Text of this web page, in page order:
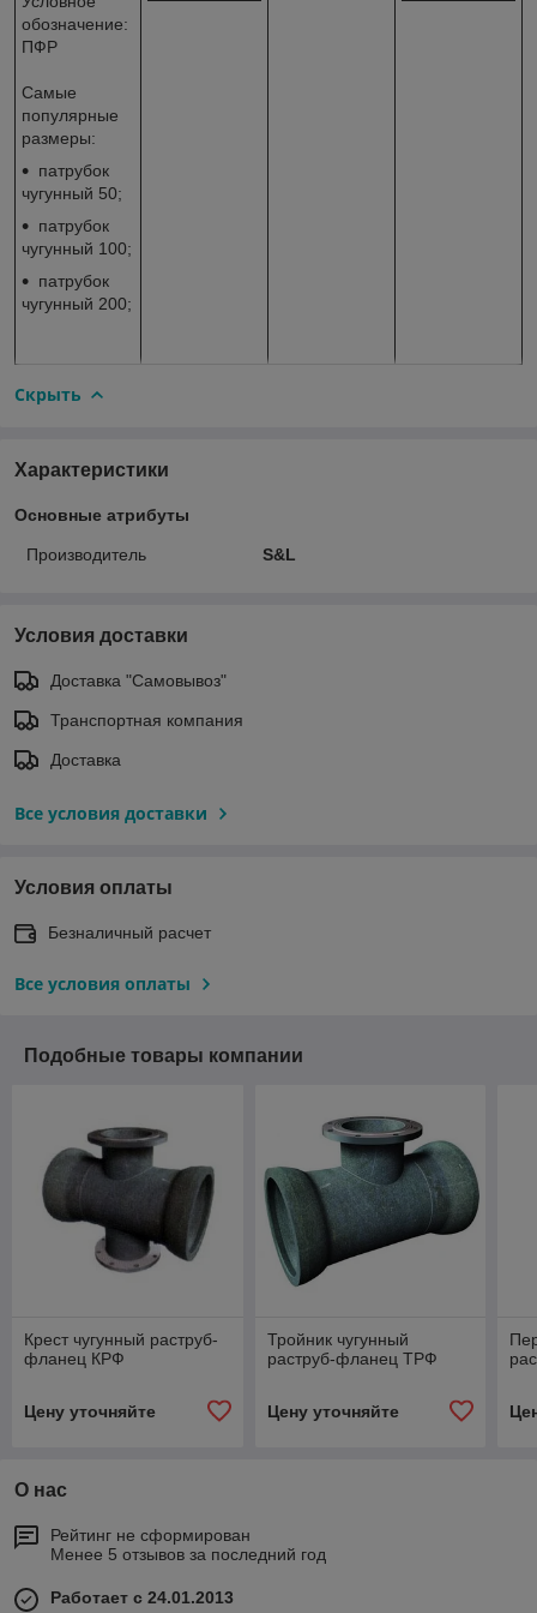
обозначение:
ПФР
Самые
популярные
размеры:
патрубок
чугунный 50;
патрубок
чугунный 100;
патрубок
чугунный 200;
Скрыть
Характеристики
Основные атрибуты
Производитель S&L
Условия доставки
Доставка "Самовывоз"
Транспортная компания
Доставка
Все условия доставки
Условия оплаты
Безналичный расчет
Все условия оплаты
Подобные товары компании
Крест чугунный раструб-
фланец КРФ
Цену уточняйте
Тройник чугунный
раструб-фланец ТРФ
Цену уточняйте
О нас
Рейтинг не сформирован
Менее 5 отзывов за последний год
Работает с 24.01.2013